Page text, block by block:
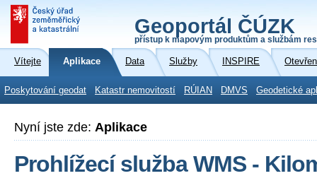
Geoportál ČÚZK
přístup k mapovým produktům a službám
Vítejte Aplikace Data Služby INSPIRE
Poskytování geodat Katastr nemovitostí RÚIAN DMVS Geodetické
Nyní jste zde: Aplikace
Prohlížecí služba WMS -